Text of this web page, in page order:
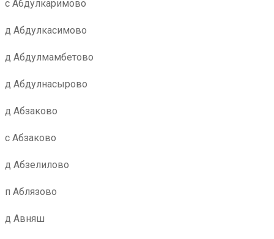
с Абдулкаримово
д Абдулкасимово
д Абдулмамбетово
д Абдулнасырово
д Абзаково
с Абзаково
д Абзелилово
п Аблязово
д Авняш